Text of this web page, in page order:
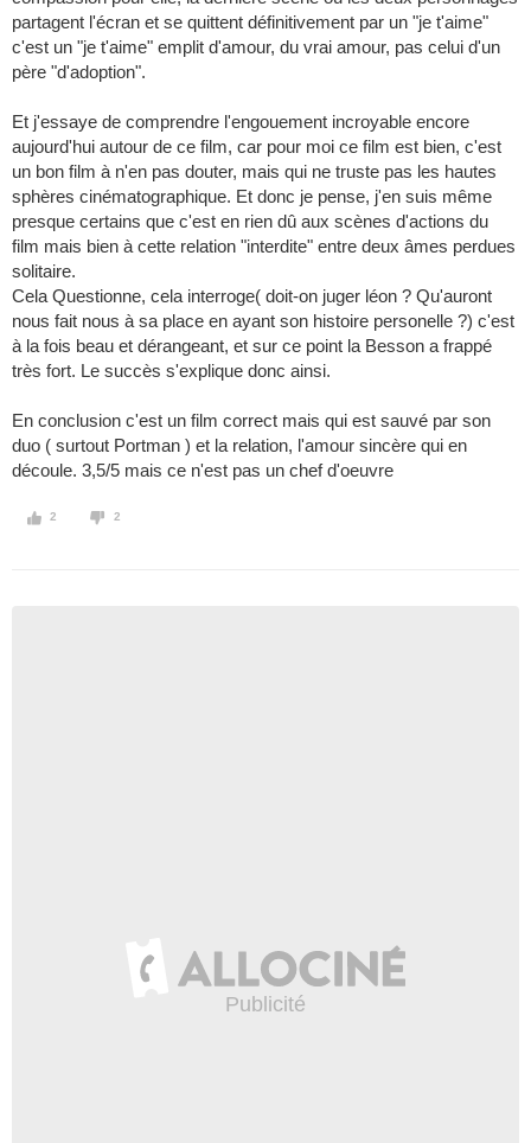
partagent l'écran et se quittent définitivement par un "je t'aime"
c'est un "je t'aime" emplit d'amour, du vrai amour, pas celui d'un
père "d'adoption".
Et j'essaye de comprendre l'engouement incroyable encore
aujourd'hui autour de ce film, car pour moi ce film est bien, c'est
un bon film à n'en pas douter, mais qui ne truste pas les hautes
sphères cinématographique. Et donc je pense, j'en suis même
presque certains que c'est en rien dû aux scènes d'actions du
film mais bien à cette relation "interdite" entre deux âmes perdues
solitaire.
Cela Questionne, cela interroge( doit-on juger léon ? Qu'auront
nous fait nous à sa place en ayant son histoire personelle ?) c'est
à la fois beau et dérangeant, et sur ce point la Besson a frappé
très fort. Le succès s'explique donc ainsi.
En conclusion c'est un film correct mais qui est sauvé par son
duo ( surtout Portman ) et la relation, l'amour sincère qui en
découle. 3,5/5 mais ce n'est pas un chef d'oeuvre
2 2